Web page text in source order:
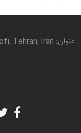
عنوان: Valiasr St, Ahmadabad Mostofi, Tehran, Iran